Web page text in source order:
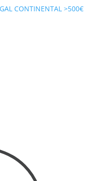
CONTINENTAL >500€